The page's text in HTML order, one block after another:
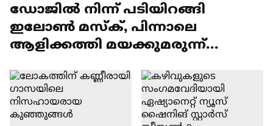
ഡോജിൽ നിന്ന് പടിയിറങ്ങി
ഇലോൺ മസ്ക്, പിന്നാലെ
ആളിക്കത്തി മയക്കുമരുന്ന്